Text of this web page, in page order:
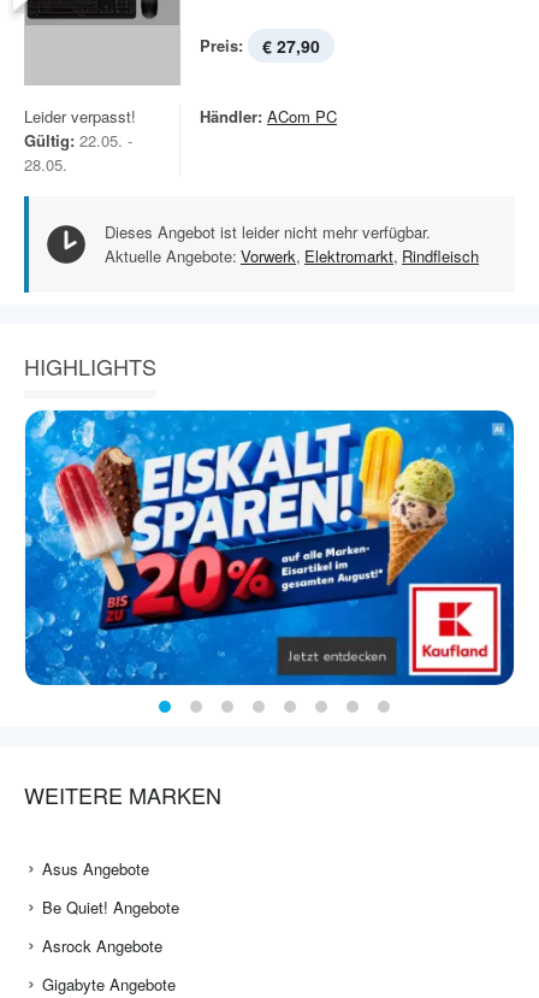
Preis: € 27,90
Leider verpasst!
Gültig: 22.05. -
28.05.
Händler: ACom PC
Dieses Angebot ist leider nicht mehr verfügbar.
Aktuelle Angebote: Vorwerk, Elektromarkt, Rindfleisch
HIGHLIGHTS
WEITERE MARKEN
Asus Angebote
Be Quiet! Angebote
Asrock Angebote
Gigabyte Angebote